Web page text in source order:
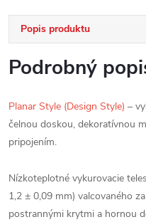
Popis produktu
Podrobný
Planar Style (Design Style) –
čelnou doskou, dekoratívnou
pripojením.
Nízkoteplotné vykurovacie
1,2 ± 0,09 mm) valcovaného
postrannými krytmi a hornou